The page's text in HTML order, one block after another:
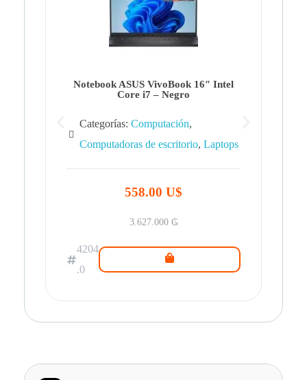
Notebook ASUS VivoBook 16″ Intel
Core i7 – Negro
Categorías: Computación,
Computadoras de escritorio, Laptops
558.00 U$
3.627.000 ₲
4204
.0